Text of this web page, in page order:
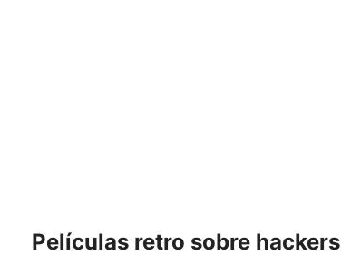
Películas retro sobre hackers